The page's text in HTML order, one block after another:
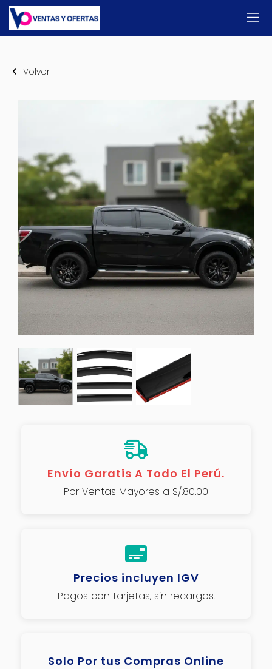
Volver
Envío Garatis A Todo El Perú.
Por Ventas Mayores a S/.80.00
Precios incluyen IGV
Pagos con tarjetas, sin recargos.
Solo Por tus Compras Online